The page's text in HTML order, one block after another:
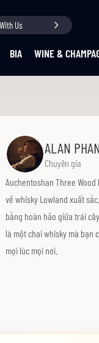
Us
BIA WINE &
ALAN
Chuyên gia
Auchentoshan Three
về whisky Lowland xuất
bằng hoàn hảo giữa trái
là một chai whisky mà bạn
mọi lúc mọi nơi.